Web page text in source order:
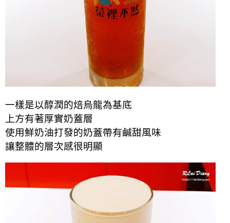
一樣是以醇潤的焙烏龍為基底
上方有著厚實奶蓋層
使用鮮奶油打發的奶蓋帶有鹹甜風味
讓整體的層次感很明顯